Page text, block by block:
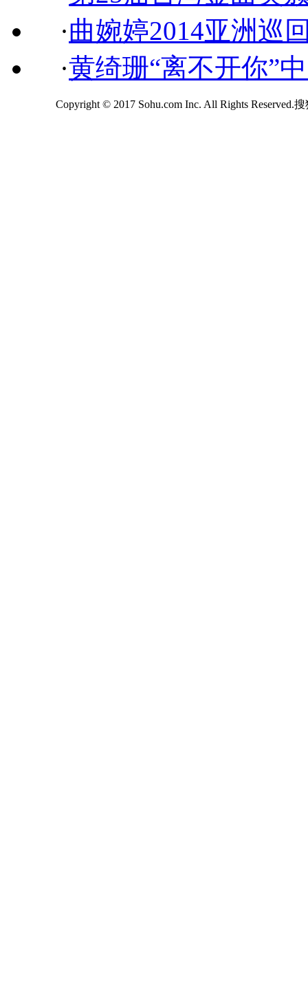
·曲婉婷2014亚洲巡
·黄绮珊“离不开你”
Copyright © 2017 Sohu.com Inc. All Rights Reserved.